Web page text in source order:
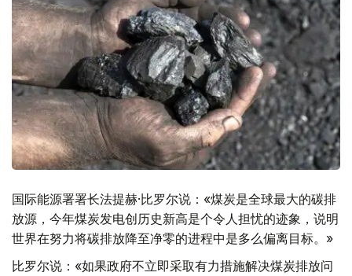
国际能源署署长法提赫·比罗尔说：«煤炭是全球最大的碳排
放源，今年煤炭发电创历史新高是个令人担忧的迹象，说明
世界在努力将碳排放降至净零的进程中是多么偏离目标。»
比罗尔说：«如果政府不立即采取有力措施解决煤炭排放问